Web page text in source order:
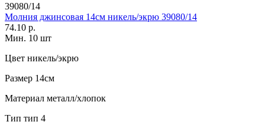
39080/14
Молния джинсовая 14см никель/экрю 39080/14
74.10 р.
Мин. 10 шт
Цвет никель/экрю
Размер 14см
Материал металл/хлопок
Тип тип 4